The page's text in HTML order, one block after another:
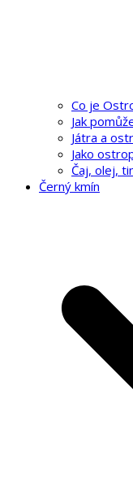
Co je
Jak
Játra a
Jako
Čaj, olej,
Černý kmín